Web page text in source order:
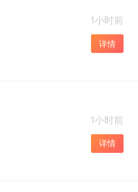
1小时前
详情
1小时前
详情